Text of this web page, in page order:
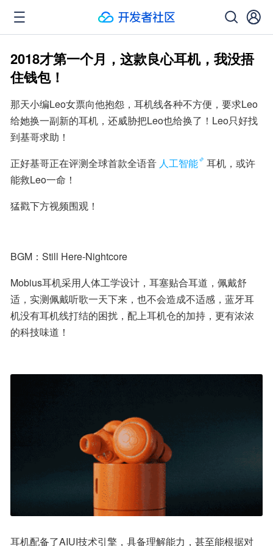
2018才第一个月，这款良心耳机，我没捂
住钱包！
那天小编Leo女票向他抱怨，耳机线各种不方便，要求Leo
给她换一副新的耳机，还威胁把Leo也给换了！Leo只好找
到基哥求助！
正好基哥正在评测全球首款全语音 人工智能
耳机，或许
能救Leo一命！
猛戳下方视频围观！
BGM：Still Here-Nightcore
Mobius耳机采用人体工学设计，耳塞贴合耳道，佩戴舒
适，实测佩戴听歌一天下来，也不会造成不适感，蓝牙耳
机没有耳机线打结的困扰，配上耳机仓的加持，更有浓浓
的科技味道！
耳机配备了AIUI技术引擎，具备理解能力，甚至能根据对